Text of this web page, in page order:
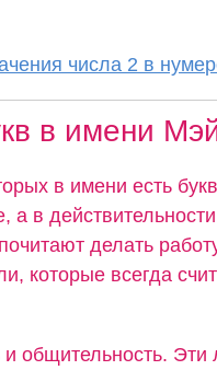
числа 2 в
в имени
в имени есть
в
делать
которые всегда
и общительность.